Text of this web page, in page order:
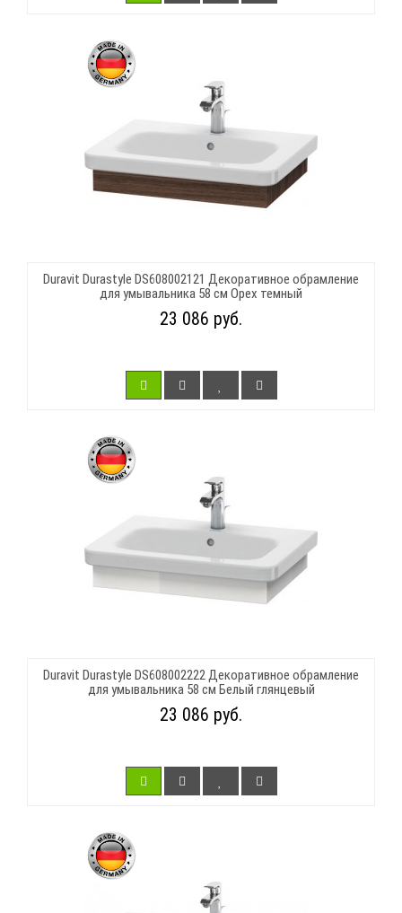
Duravit Durastyle DS608002121 Декоративное обрамление
для умывальника 58 см Орех темный
23 086 руб.
Duravit Durastyle DS608002222 Декоративное обрамление
для умывальника 58 см Белый глянцевый
23 086 руб.